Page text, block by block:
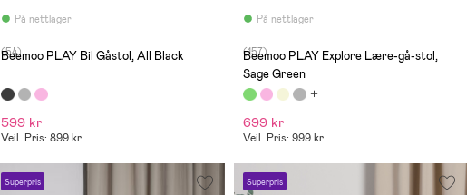
På nettlager
(54)
Beemoo PLAY Bil Gåstol, All Black
599 kr
Veil. Pris: 899 kr
På nettlager
(157)
Beemoo PLAY Explore Lære-gå-stol,
Sage Green
699 kr
Veil. Pris: 999 kr
Superpris Superpris